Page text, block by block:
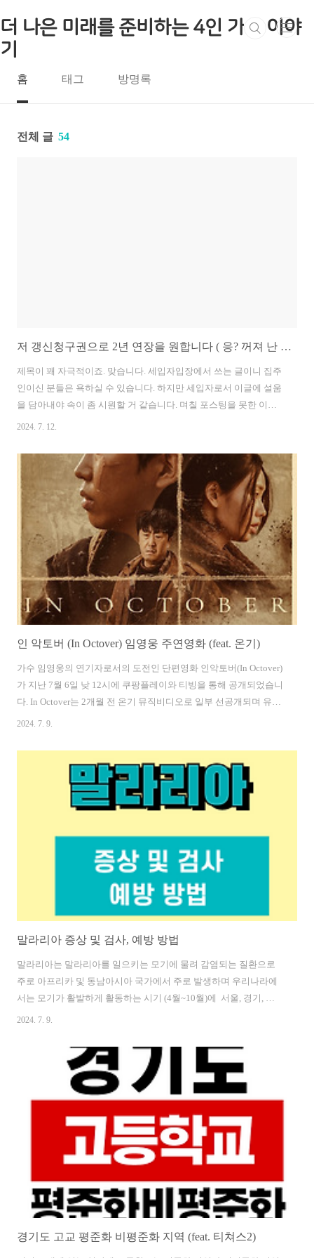
더 나은 미래를 준비하는 4인 가족 이야
기
홈 태그 방명록
전체 글 54
저 갱신청구권으로 2년 연장을 원합니다 ( 응? 꺼져 난 실거주!)
제목이 꽤 자극적이죠. 맞습니다. 세입자입장에서 쓰는 글이니 집주
인이신 분들은 욕하실 수 있습니다. 하지만 세입자로서 이글에 설움
을 담아내야 속이 좀 시원할 거 같습니다. 며칠 포스팅을 못한 이유
이기도 하며 정보성글이 아님을 미리 밝힙니다. 그리고 이 글에서
뭐라 하는 것도 아니고 임차인 입장에서 이런 경우에는 어떻게 대응
해야 하는지에 대해 제 개인적인 소견을 쏟아내는 것 일뿐입니
다. 계약기간 만료 6개월 전 이 글을 읽으시는 분들은 임대인, 임차
인 뜻은 아시리라 생각되지만 그래도 한번 풀어서 설명드리겠습니
다. 전세 또는 월세 또는 단기 임대 등 주택, 상가 등의 건물주 혹은
자기 명의의 무언가를 갖고 계신 분들이 다른 사람에게 장소를..
2024. 7. 12.
인 악토버 (In Octover) 임영웅 주연영화 (feat. 온기)
가수 임영웅의 연기자로서의 도전인 단편영화 인악토버(In Octover)
가 지난 7월 6일 낮 12시에 쿠팡플레이와 티빙을 통해 공개되었습니
다. In Octover는 2개월 전 온기 뮤직비디오로 일부 선공개되며 유튜
브 조회수 700만 회가 넘게 조회되며 큰 관심을 받고 있습니다. 이번
보, 줄거리에 대해 알아보며 간단한 후기도 남겨보겠습니다. 인 악
토버 기본 정보 임영웅이 시나리오의 초고를 쓰고 권오준 감독에 의
해 각색되어 완성된 영화 공개일: 2024년 7월 6일 2시시청 방법 :
OTT 채널 쿠팡플레이, 티빙출연진 : 임영웅, 안은진, 현봉식감독 :
2024. 7. 9.
말라리아 증상 및 검사, 예방 방법
말라리아는 말라리아를 일으키는 모기에 물려 감염되는 질환으로
주로 아프리카 및 동남아시아 국가에서 주로 발생하며 우리나라에
서는 모기가 활발하게 활동하는 시기 (4월~10월)에 서울, 경기, 인
천, 강원 지역에서 환자가 많이 발생하고 있습니다. 이번 글에서는
니다. 말라리아의 증상 말라리아 초기증상 (발열, 오한, 두통 등)은
코로나19 바이러스에 감염된 증상과 비슷하고 감기 몸살과도 유사
하며 이런 초기증상은 7일에서 30일 사이에 나타나며 길게는 수년
뒤에도 나타날 수 있습니다. 48시간을 주기로 증상이 반복되며 초
기에는 발열, 오한, 발한등의 증상이 나타나며 두통, 설사, 구토, 오
심, 근육통, 피로등의 증상이 동반될 수 있습니다..
2024. 7. 9.
경기도 고교 평준화 비평준화 지역 (feat. 티쳐스2)